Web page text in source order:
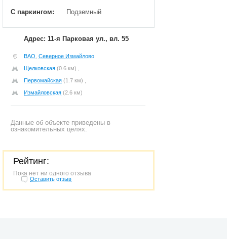
С паркингом: Подземный
Адрес: 11-я Парковая ул., вл. 55
ВАО Северное Измайлово
Щелковская (0.6 км) ,
Первомайская (1.7 км) ,
Измайловская (2.6 км)
Данные об объекте приведены в
ознакомительных целях.
Рейтинг:
Пока нет ни одного отзыва
Оставить отзыв